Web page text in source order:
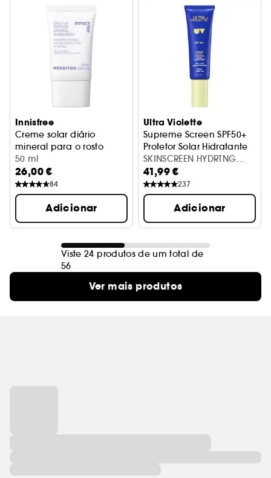
Innisfree
Creme solar diário
mineral para o rosto
Proteção solar UVA / UVB SPF 50
50 ml
26,00 €
84
Adicionar
Ultra Violette
Supreme Screen SPF50+
Protetor Solar Hidratante
SKINSCREEN HYDRTNG
SUPREME SPF50+ 50ML
41,99 €
237
Adicionar
Viste 24 produtos de um total de
56
Ver mais produtos